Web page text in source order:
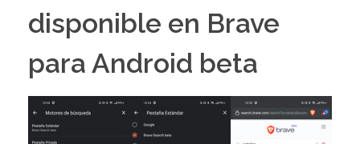
disponible en Brave
para Android beta